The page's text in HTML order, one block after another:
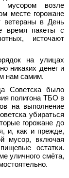
мусором возле
месте горожане
ветераны в День
время пакеты с
источают
на улицах
никаких денег и
нам самим.
Советска было
полигона ТБО в
на выполнение
убираться
горожане до
и, как и прежде,
мусор, включая
остатки.
уличного смёта,